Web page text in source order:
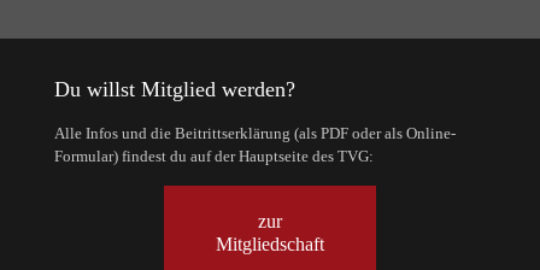
Du willst Mitglied werden?
Alle Infos und die Beitrittserklärung (als PDF oder als Online-
Formular) findest du auf der Hauptseite des TVG:
zur
Mitgliedschaft